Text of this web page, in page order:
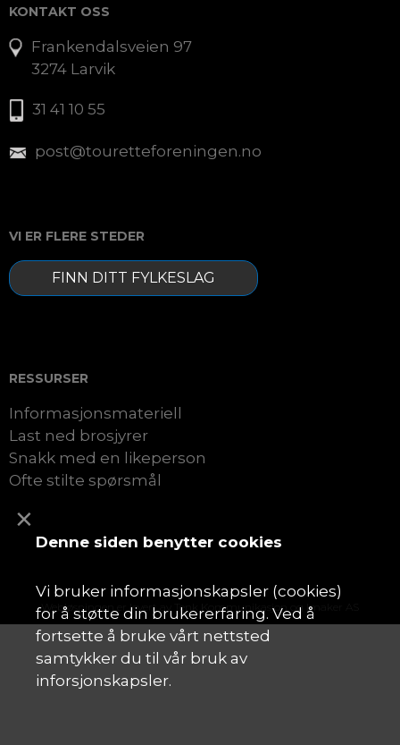
Denne siden benytter cookies
Vi bruker informasjonskapsler (cookies)
for å støtte din brukererfaring. Ved å
fortsette å bruke vårt nettsted
samtykker du til vår bruk av
inforsjonskapsler.
×
KONTAKT OSS
Frankendalsveien 97
3274 Larvik
31 41 10 55
post@touretteforeningen.no
VI ER FLERE STEDER
FINN DITT FYLKESLAG
RESSURSER
Informasjonsmateriell
Last ned brosjyrer
Snakk med en likeperson
Ofte stilte spørsmål
Webløsningen er levert av Tenk Kommunikasjon og Imaker AS